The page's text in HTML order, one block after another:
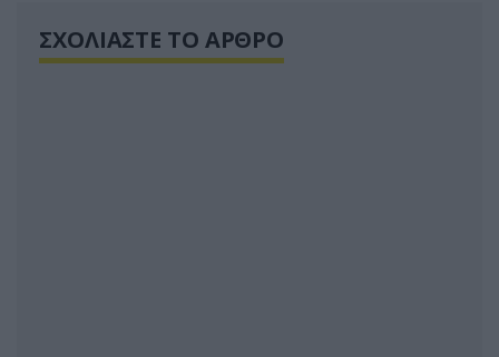
ΣΧΟΛΙΑΣΤΕ ΤΟ ΑΡΘΡΟ